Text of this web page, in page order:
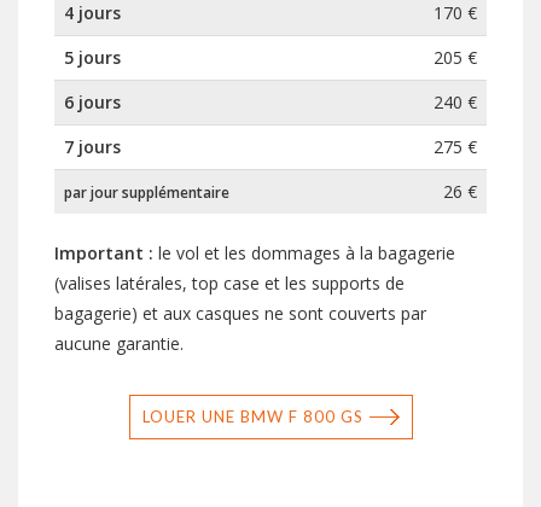
4 jours
170 €
5 jours
205 €
6 jours
240 €
7 jours
275 €
par jour supplémentaire 26 €
Important : le vol et les dommages à la bagagerie
(valises latérales, top case et les supports de
bagagerie) et aux casques ne sont couverts par
aucune garantie.
LOUER UNE BMW F 800 GS